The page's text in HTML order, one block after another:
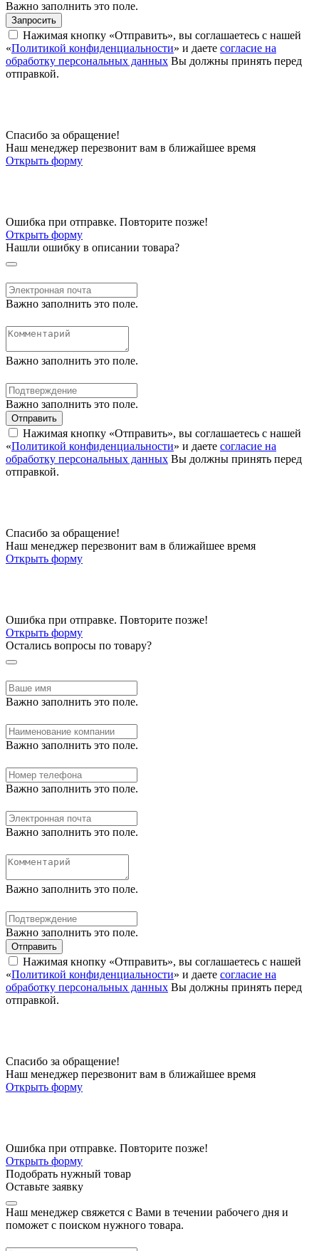
Важно заполнить это поле.
Запросить
Нажимая кнопку «Отправить», вы соглашаетесь с нашей
«Политикой конфиденциальности» и даете согласие на
обработку персональных данных Вы должны принять перед
отправкой.
Спасибо за обращение!
Наш менеджер перезвонит вам в ближайшее время
Открыть форму
Ошибка при отправке. Повторите позже!
Открыть форму
Нашли ошибку в описании товара?
Важно заполнить это поле.
Важно заполнить это поле.
Важно заполнить это поле.
Отправить
Нажимая кнопку «Отправить», вы соглашаетесь с нашей
«Политикой конфиденциальности» и даете согласие на
обработку персональных данных Вы должны принять перед
отправкой.
Спасибо за обращение!
Наш менеджер перезвонит вам в ближайшее время
Открыть форму
Ошибка при отправке. Повторите позже!
Открыть форму
Остались вопросы по товару?
Важно заполнить это поле.
Важно заполнить это поле.
Важно заполнить это поле.
Важно заполнить это поле.
Важно заполнить это поле.
Важно заполнить это поле.
Отправить
Нажимая кнопку «Отправить», вы соглашаетесь с нашей
«Политикой конфиденциальности» и даете согласие на
обработку персональных данных Вы должны принять перед
отправкой.
Спасибо за обращение!
Наш менеджер перезвонит вам в ближайшее время
Открыть форму
Ошибка при отправке. Повторите позже!
Открыть форму
Подобрать нужный товар
Оставьте заявку
Наш менеджер свяжется с Вами в течении рабочего дня и
поможет с поиском нужного товара.